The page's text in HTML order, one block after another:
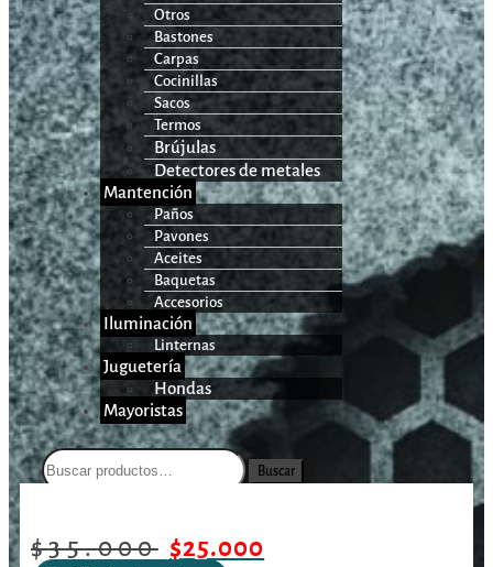
Otros
Bastones
Carpas
Cocinillas
Sacos
Termos
Brújulas
Detectores de metales
Mantención
Paños
Pavones
Aceites
Baquetas
Accesorios
Iluminación
Linternas
Juguetería
Hondas
Mayoristas
Buscar
$35.000 $25.000